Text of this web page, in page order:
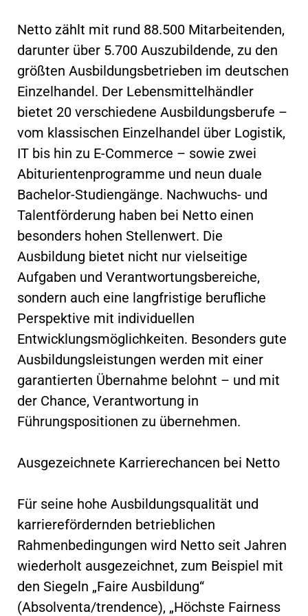
Netto zählt mit rund 88.500 Mitarbeitenden,
darunter über 5.700 Auszubildende, zu den
größten Ausbildungsbetrieben im deutschen
Einzelhandel. Der Lebensmittelhändler
bietet 20 verschiedene Ausbildungsberufe –
vom klassischen Einzelhandel über Logistik,
IT bis hin zu E-Commerce – sowie zwei
Abiturientenprogramme und neun duale
Bachelor-Studiengänge. Nachwuchs- und
Talentförderung haben bei Netto einen
besonders hohen Stellenwert. Die
Ausbildung bietet nicht nur vielseitige
Aufgaben und Verantwortungsbereiche,
sondern auch eine langfristige berufliche
Perspektive mit individuellen
Entwicklungsmöglichkeiten. Besonders gute
Ausbildungsleistungen werden mit einer
garantierten Übernahme belohnt – und mit
der Chance, Verantwortung in
Führungspositionen zu übernehmen.
Ausgezeichnete Karrierechancen bei Netto
Für seine hohe Ausbildungsqualität und
karrierefördernden betrieblichen
Rahmenbedingungen wird Netto seit Jahren
wiederholt ausgezeichnet, zum Beispiel mit
den Siegeln „Faire Ausbildung“
(Absolventa/trendence), „Höchste Fairness